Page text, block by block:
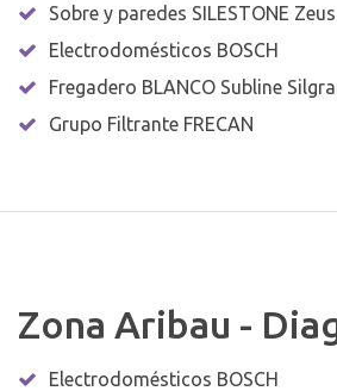
Sobre y paredes SILESTONE Zeus
Electrodomésticos BOSCH
Fregadero BLANCO Subline
Grupo Filtrante FRECAN
Zona Aribau -
Electrodomésticos BOSCH